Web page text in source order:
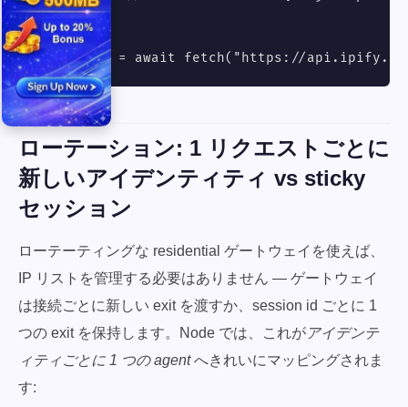
);
const res = await fetch("https://
ローテーション: 1 リクエストごとに
新しいアイデンティティ vs sticky
セッション
ローテーティングな residential ゲートウェイを使えば、
IP リストを管理する必要はありません — ゲートウェイ
は接続ごとに新しい exit を渡すか、session id ごとに 1
つの exit を保持します。Node では、これが アイデンテ
ィティごとに 1 つの agentへきれいにマッピングされま
す: